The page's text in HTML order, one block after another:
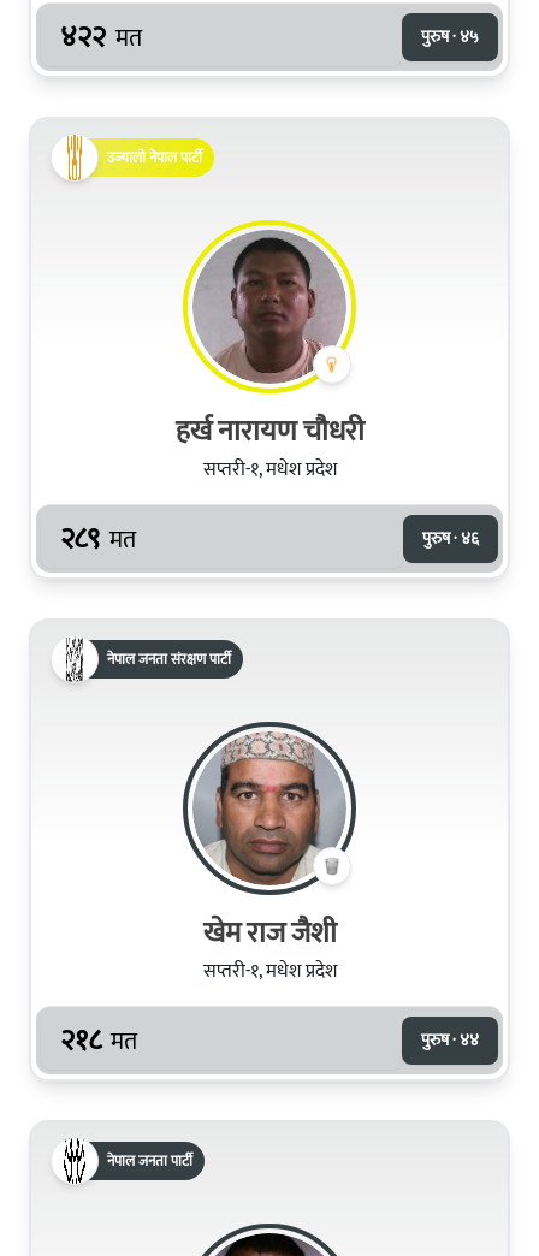
४२२ मत पुरुष · ४५
उज्यालो नेपाल पार्टी
हर्ख नारायण चौधरी
सप्तरी-१, मधेश प्रदेश
२८९ मत पुरुष · ४६
नेपाल जनता संरक्षण पार्टी
खेम राज जैशी
सप्तरी-१, मधेश प्रदेश
२१८ मत पुरुष · ४४
नेपाल जनता पार्टी